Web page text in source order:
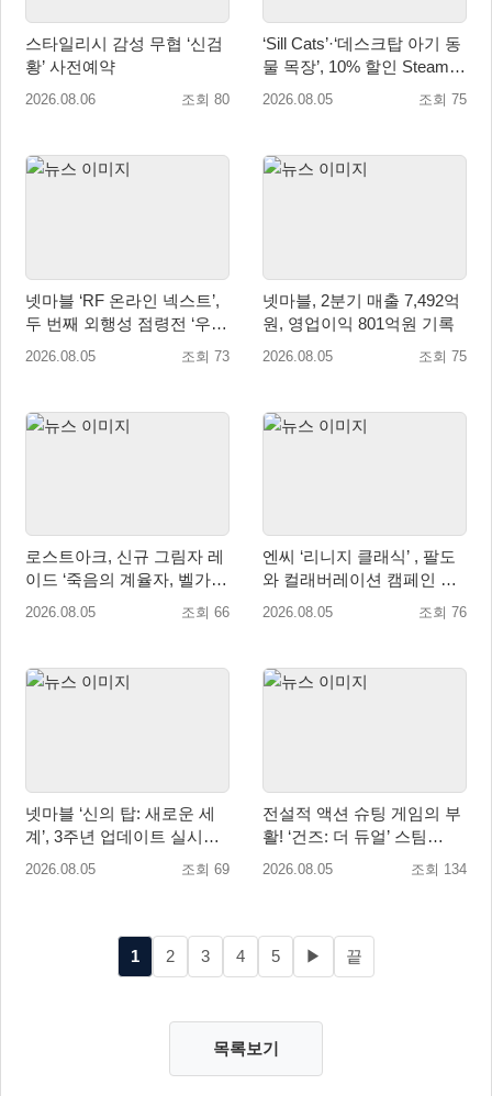
스타일리시 감성 무협 ‘신검
황’ 사전예약
2026.08.06 조회 80
‘Sill Cats’·‘데스크탑 아기 동
물 목장’, 10% 할인 Steam
번들 판매
2026.08.05 조회 75
넷마블 ‘RF 온라인 넥스트’,
두 번째 외행성 점령전 ‘우샤
스 워존’ 등 업데이트 실시
2026.08.05 조회 73
넷마블, 2분기 매출 7,492억
원, 영업이익 801억원 기록
2026.08.05 조회 75
로스트아크, 신규 그림자 레
이드 ‘죽음의 계율자, 벨가르
딘’ 업데이트
2026.08.05 조회 66
엔씨 ‘리니지 클래식’ , 팔도
와 컬래버레이션 캠페인 진
행
2026.08.05 조회 76
넷마블 ‘신의 탑: 새로운 세
계’, 3주년 업데이트 실시…
신규 가주 ‘연 이랑’ 등장
2026.08.05 조회 69
전설적 액션 슈팅 게임의 부
활! ‘건즈: 더 듀얼’ 스팀
(Steam) 8월 14일 정식 오픈
2026.08.05 조회 134
1 2 3 4 5 ▶ 끝
목록보기